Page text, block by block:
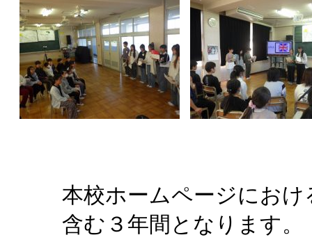
本校ホームページにお
含む３年間となります。